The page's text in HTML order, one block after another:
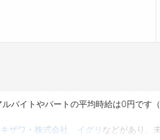
ジョブズゴーについて
会社概要
バイトやパートの平均時給は0円です
ザワ ・ 株式会社 イグリ などがあり、